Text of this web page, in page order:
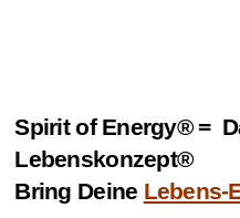
Spirit of Energy® =
Lebenskonzept®
Bring Deine Lebens-